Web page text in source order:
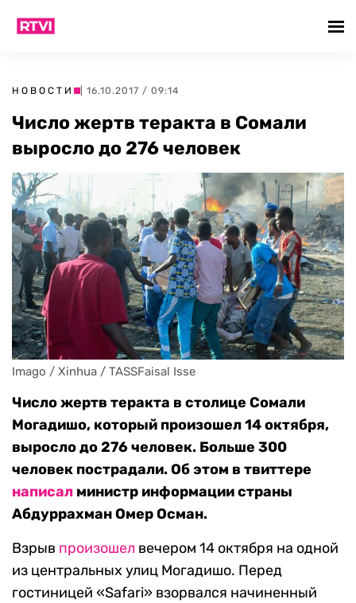
НОВОСТИ | 16.10.2017 / 09:14
Число жертв теракта в Сомали
выросло до 276 человек
Imago / Xinhua / TASSFaisal Isse
Число жертв теракта в столице Сомали
Могадишо, который произошел 14 октября,
выросло до 276 человек. Больше 300
человек пострадали. Об этом в твиттере
написал министр информации страны
Абдуррахман Омер Осман.
Взрыв произошел вечером 14 октября на одной
из центральных улиц Могадишо. Перед
гостиницей «Safari» взорвался начиненный